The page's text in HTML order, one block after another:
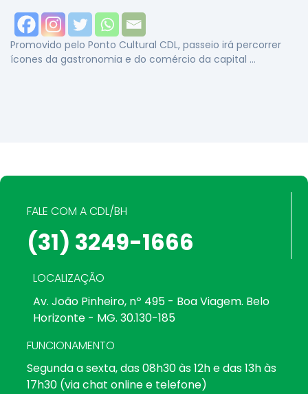
Promovido pelo Ponto Cultural CDL, passeio irá percorrer
ícones da gastronomia e do comércio da capital …
FALE COM A CDL/BH
(31) 3249-1666
LOCALIZAÇÃO
Av. João Pinheiro, nº 495 - Boa Viagem. Belo
Horizonte - MG. 30.130-185
FUNCIONAMENTO
Segunda a sexta, das 08h30 às 12h e das 13h às
17h30 (via chat online e telefone)